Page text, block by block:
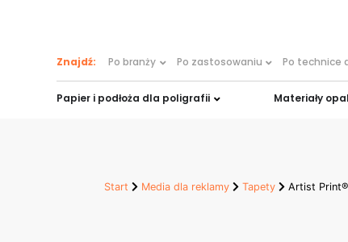
Papier i podłoża dla poligrafii Materiały
Znajdź: Po branży Po zastosowaniu Po technice
Start Media dla reklamy Tapety Artist